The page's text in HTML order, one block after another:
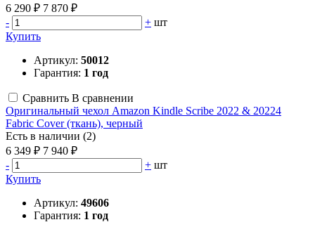
6 290 ₽ 7 870 ₽
-
+ шт
Купить
Артикул: 50012
Гарантия: 1 год
Сравнить В сравнении
Оригинальный чехол Amazon Kindle Scribe 2022 & 20224
Fabric Cover (ткань), черный
Есть в наличии (2)
6 349 ₽ 7 940 ₽
-
+ шт
Купить
Артикул: 49606
Гарантия: 1 год